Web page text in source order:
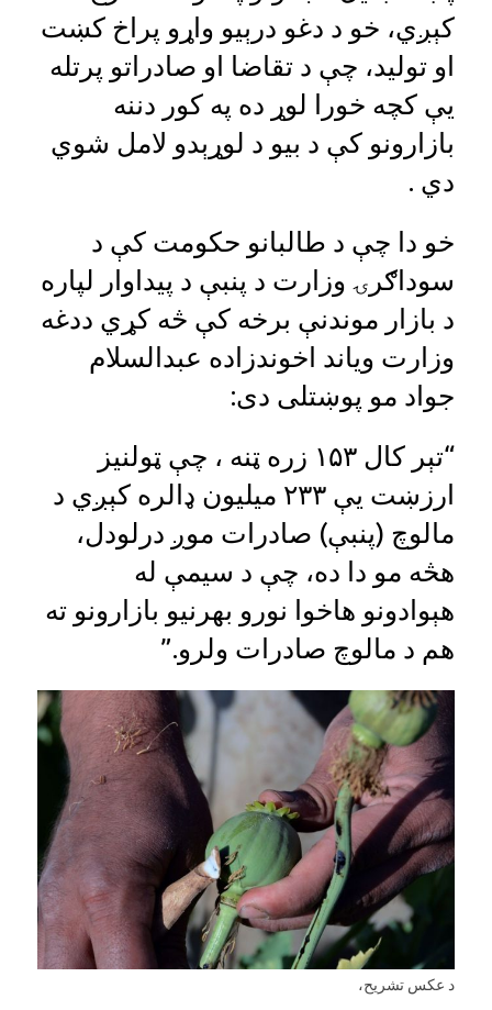
کېږي، خو د دغو درېیو واړو پراخ کښت
او تولید، چې د تقاضا او صادراتو پرتله
یې کچه خورا لوړ ده په کور دننه
بازارونو کې د بیو د لوړېدو لامل شوي
دي .
خو دا چې د طالبانو حکومت کې د
سوداګرۍ وزارت د پنبې د پیداوار لپاره
د بازار موندنې برخه کې څه کړي ددغه
وزارت ویاند اخوندزاده عبدالسلام
جواد مو پوښتلی دی:
“تېر کال ۱۵۳ زره ټنه ، چې ټولنیز
ارزښت یې ۲۳۳ میلیون ډالره کېږي د
مالوچ (پنبې) صادرات موږ درلودل،
هڅه مو دا ده، چې د سیمې له
هېوادونو هاخوا نورو بهرنیو بازارونو ته
هم د مالوچ صادرات ولرو.”
د عکس تشریح،